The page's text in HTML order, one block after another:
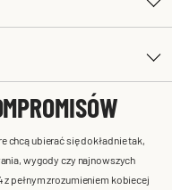
chcą ubierać się dokładnie tak,
wygody czy najnowszych
pełnym zrozumieniem kobiecej